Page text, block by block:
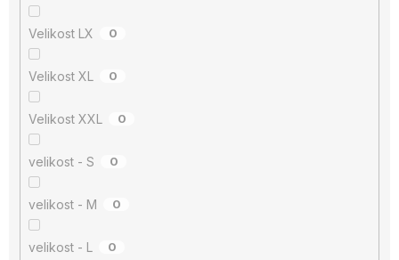
Velikost LX 0
Velikost XL 0
Velikost XXL 0
velikost - S 0
velikost - M 0
velikost - L 0